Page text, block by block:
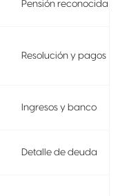
Pensión reconocida
Resolución y pagos
Ingresos y banco
Detalle de deuda